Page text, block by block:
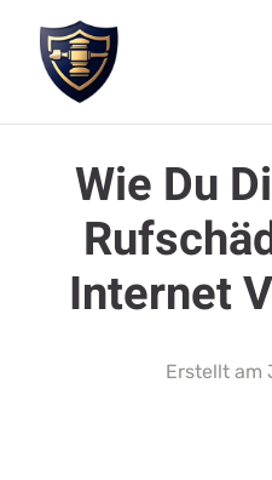
Wie Du
Internet
Erstellt am